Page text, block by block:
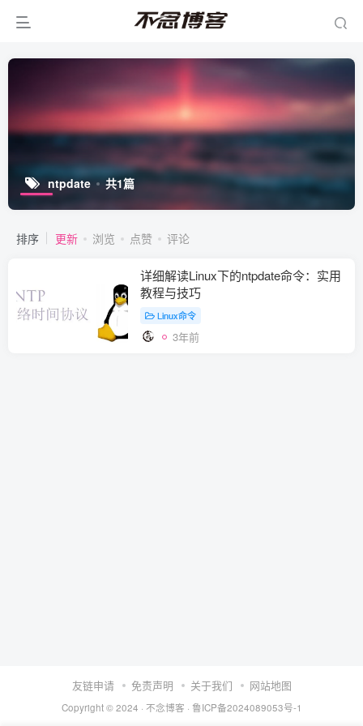
ntpdate 共1篇
排序 更新 浏览 点赞 评论
详细解读Linux下的ntpdate命令：实用
教程与技巧
Linux命令
3年前
友链申请 免责声明 关于我们 网站地图
Copyright © 2024 · 不念博客 · 鲁ICP备2024089053号-1